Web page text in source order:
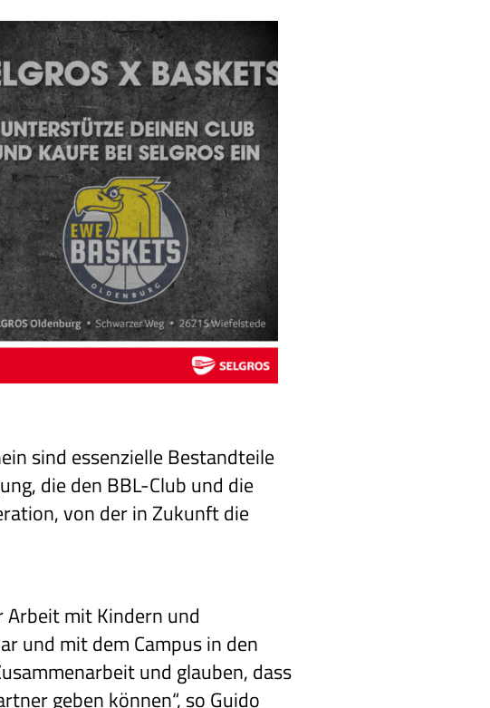
sind essenzielle Bestandteile
die den BBL-Club und die
von der in Zukunft die
Arbeit mit Kindern und
und mit dem Campus in den
und glauben, dass
geben können“, so Guido